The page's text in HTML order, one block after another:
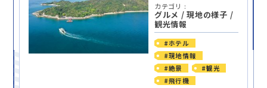
カテゴリ :
グルメ /現地の様子 /
観光情報
#ホテル
#現地情報
#絶景
#観光
#飛行機